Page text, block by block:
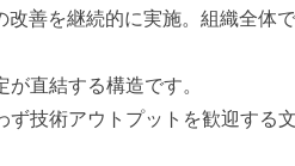
改善を継続的に実施。組織全体
直結する構造です。
ず技術アウトプットを歓迎する